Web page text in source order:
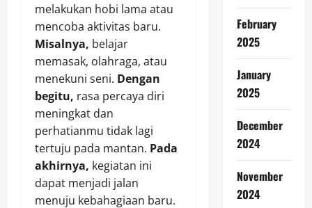
melakukan hobi lama atau
mencoba aktivitas baru.
Misalnya, belajar
memasak, olahraga, atau
menekuni seni. Dengan
begitu, rasa percaya diri
meningkat dan
perhatianmu tidak lagi
tertuju pada mantan. Pada
akhirnya, kegiatan ini
dapat menjadi jalan
menuju kebahagiaan baru.
February
2025
January
2025
December
2024
November
2024